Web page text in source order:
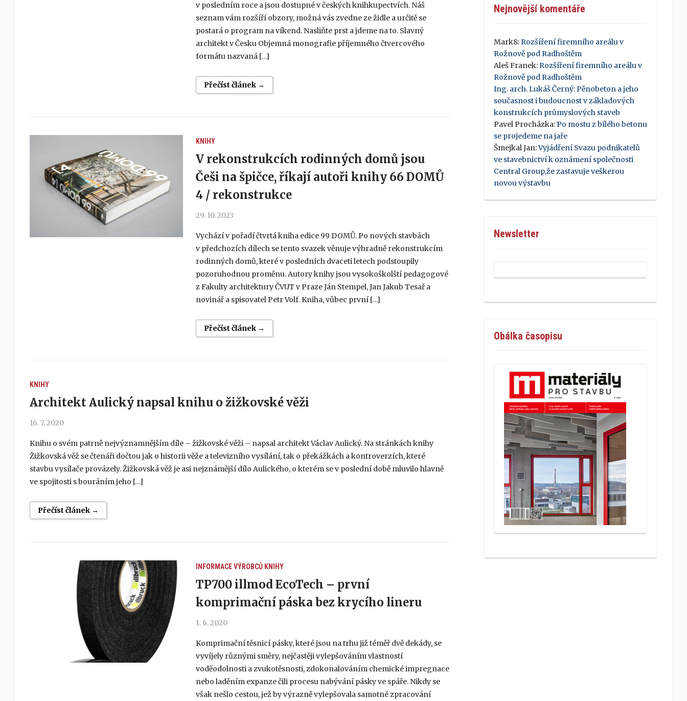
v posledním roce a jsou dostupné v českých knihkupectvích. Náš
seznam vám rozšíří obzory, možná vás zvedne ze židle a určitě se
postará o program na víkend. Nasliňte prst a jdeme na to. Slavný
architekt v Česku Objemná monografie příjemného čtvercového
formátu nazvaná […]
Přečíst článek →
KNIHY
V rekonstrukcích rodinných domů jsou
Češi na špičce, říkají autoři knihy 66 DOMŮ
4 / rekonstrukce
29. 10. 2023
Vychází v pořadí čtvrtá kniha edice 99 DOMŮ. Po nových stavbách
v předchozích dílech se tento svazek věnuje výhradně rekonstrukcím
rodinných domů, které v posledních dvaceti letech podstoupily
pozoruhodnou proměnu. Autory knihy jsou vysokoškolští pedagogové
z Fakulty architektury ČVUT v Praze Ján Stempel, Jan Jakub Tesař a
novinář a spisovatel Petr Volf. Kniha, vůbec první […]
Přečíst článek →
KNIHY
Architekt Aulický napsal knihu o žižkovské věži
16. 7. 2020
Knihu o svém patrně nejvýznamnějším díle – žižkovské věži – napsal architekt Václav Aulický. Na stránkách knihy
Žižkovská věž se čtenáři dočtou jak o historii věže a televizního vysílání, tak o překážkách a kontroverzích, které
stavbu vysílače provázely. Žižkovská věž je asi nejznámější dílo Aulického, o kterém se v poslední době mluvilo hlavně
ve spojitosti s bouráním jeho […]
Přečíst článek →
INFORMACE VÝROBCŮ KNIHY
TP700 illmod EcoTech – první
komprimační páska bez krycího lineru
1. 6. 2020
Komprimační těsnicí pásky, které jsou na trhu již téměř dvě dekády, se
vyvíjely různými směry, nejčastěji vylepšováním vlastností
voděodolnosti a zvukotěsnosti, zdokonalováním chemické impregnace
nebo laděním expanze čili procesu nabývání pásky ve spáře. Nikdy se
však nešlo cestou, jež by výrazně vylepšovala samotné zpracování
Nejnovější komentáře
Mark8:Rozšíření firemního areálu v
Rožnově pod Radhoštěm
Aleš Franek:Rozšíření firemního areálu v
Rožnově pod Radhoštěm
Ing. arch. Lukáš Černý:Pěnobeton a jeho
současnost i budoucnost v základových
konstrukcích průmyslových staveb
Pavel Procházka:Po mostu z bílého betonu
se projedeme na jaře
Šmejkal Jan:Vyjádření Svazu podnikatelů
ve stavebnictví k oznámení společnosti
Central Group,že zastavuje veškerou
novou výstavbu
Newsletter
Obálka časopisu